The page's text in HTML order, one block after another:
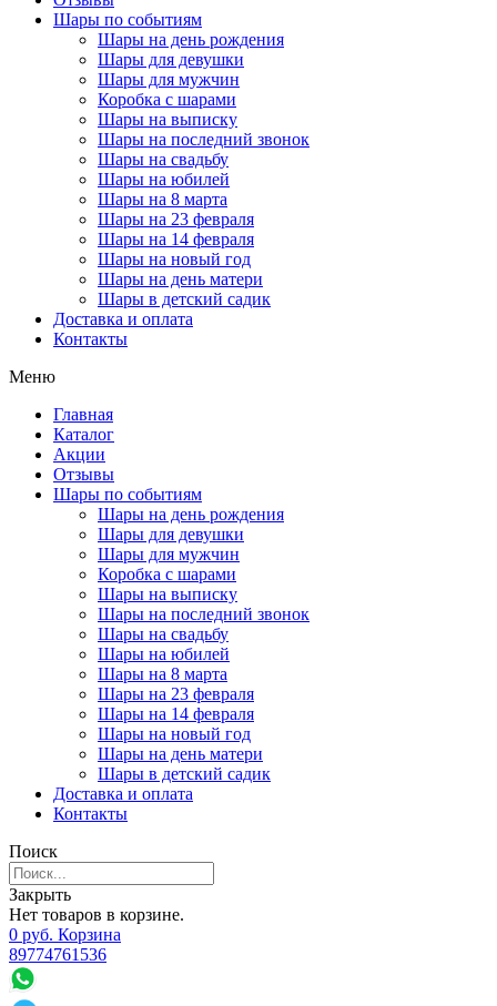
Шары по событиям
Шары на день рождения
Шары для девушки
Шары для мужчин
Коробка с шарами
Шары на выписку
Шары на последний звонок
Шары на свадьбу
Шары на юбилей
Шары на 8 марта
Шары на 23 февраля
Шары на 14 февраля
Шары на новый год
Шары на день матери
Шары в детский садик
Доставка и оплата
Контакты
Меню
Главная
Каталог
Акции
Отзывы
Шары по событиям
Шары на день рождения
Шары для девушки
Шары для мужчин
Коробка с шарами
Шары на выписку
Шары на последний звонок
Шары на свадьбу
Шары на юбилей
Шары на 8 марта
Шары на 23 февраля
Шары на 14 февраля
Шары на новый год
Шары на день матери
Шары в детский садик
Доставка и оплата
Контакты
Поиск
Закрыть
Нет товаров в корзине.
0 руб. Корзина
89774761536